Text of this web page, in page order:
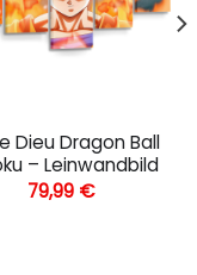
Dieu Dragon Ball
– Leinwandbild
79,99 €